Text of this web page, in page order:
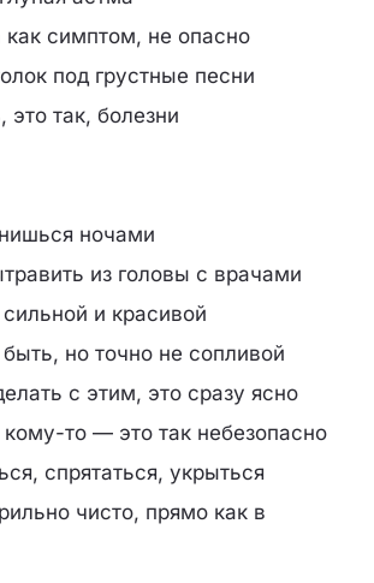
как симптом, не опасно
под грустные песни
так, болезни
ночами
из головы с врачами
и красивой
но точно не сопливой
с этим, это сразу ясно
кому-то — это так небезопасно
спрятаться, укрыться
чисто, прямо как в